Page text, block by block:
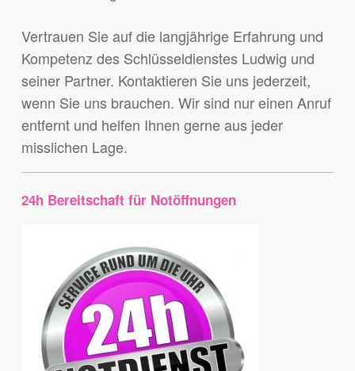
Vertrauen Sie auf die langjährige Erfahrung und
Kompetenz des Schlüsseldienstes Ludwig und
seiner Partner. Kontaktieren Sie uns jederzeit,
wenn Sie uns brauchen. Wir sind nur einen Anruf
entfernt und helfen Ihnen gerne aus jeder
misslichen Lage.
24h Bereitschaft für Notöffnungen